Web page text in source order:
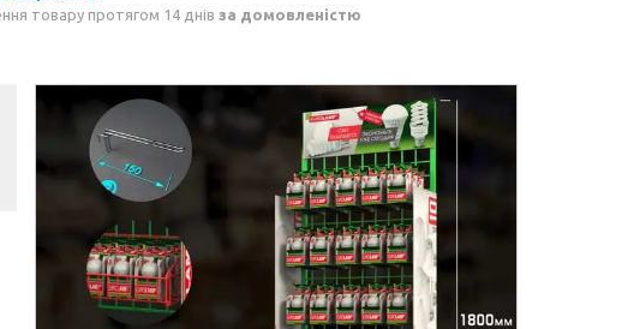
товару протягом 14 днів за домовленістю